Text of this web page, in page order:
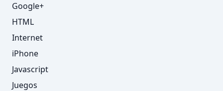
Google+
HTML
Internet
iPhone
Javascript
Juegos